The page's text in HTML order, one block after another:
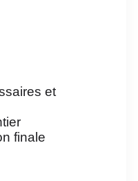
et
finale
collectives… acheter